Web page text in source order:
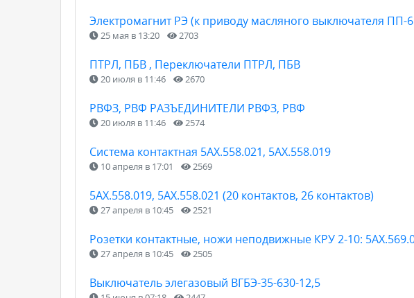
Электромагнит РЭ (к приводу масляного выключателя
25 мая в 13:20 2703
ПТРЛ, ПБВ , Переключатели ПТРЛ, ПБВ
20 июля в 11:46 2670
РВФЗ, РВФ РАЗЪЕДИНИТЕЛИ РВФЗ, РВФ
20 июля в 11:46 2574
Cистема контактная 5АХ.558.021, 5АХ.558.019
10 апреля в 17:01 2569
5АХ.558.019, 5АХ.558.021 (20 контактов, 26 контактов)
27 апреля в 10:45 2521
Розетки контактные, ножи неподвижные КРУ 2-10:
27 апреля в 10:45 2505
Выключатель элегазовый ВГБЭ-35-630-12,5